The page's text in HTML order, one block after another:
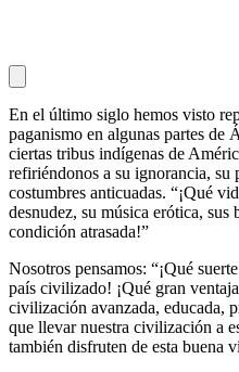
En el último siglo hemos visto
paganismo en algunas partes de
ciertas tribus indígenas de
refiriéndonos a su ignorancia, su
costumbres anticuadas. “¡Qué
desnudez, su música erótica, sus
condición atrasada!”
Nosotros pensamos: “¡Qué
país civilizado! ¡Qué gran
civilización avanzada, educada,
que llevar nuestra civilización a
también disfruten de esta buena